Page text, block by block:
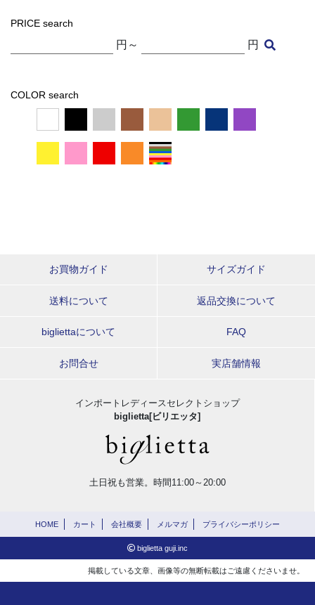
PRICE search
円～ 円
COLOR search
お買物ガイド サイズガイド
送料について 返品交換について
bigliettaについて FAQ
お問合せ 実店舗情報
インポートレディースセレクトショップ
biglietta[ビリエッタ]
土日祝も営業。時間11:00～20:00
HOME カート 会社概要 メルマガ プライバシーポリシー
biglietta guji.inc
掲載している文章、画像等の無断転載はご遠慮くださいませ。